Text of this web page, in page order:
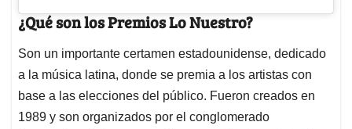
¿Qué son los Premios Lo Nuestro?
Son un importante certamen estadounidense, dedicado
a la música latina, donde se premia a los artistas con
base a las elecciones del público. Fueron creados en
1989 y son organizados por el conglomerado